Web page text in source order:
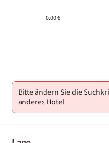
0.00 €
01-02
Bitte ändern Sie die
anderes Hotel.